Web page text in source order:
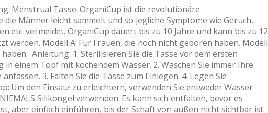
Menstrual Tasse. OrganiCup ist die revolutionäre
Männer leicht sammelt und so jegliche Symptome wie Geruch,
etc. vermeidet. OrganiCup dauert bis zu 10 Jahre und kann bis zu 12
werden. Modell A: Für Frauen, die noch nicht geboren haben. Modell
Anleitung: 1. Sterilisieren Sie die Tasse vor dem ersten
einem Topf mit kochendem Wasser. 2. Waschen Sie immer Ihre
3. Falten Sie die Tasse zum Einlegen. 4. Legen Sie
Um den Einsatz zu erleichtern, verwenden Sie entweder Wasser
Silikongel verwenden. Es kann sich entfalten, bevor es
aber einfach einführen, bis der Schaft von außen nicht sichtbar ist.